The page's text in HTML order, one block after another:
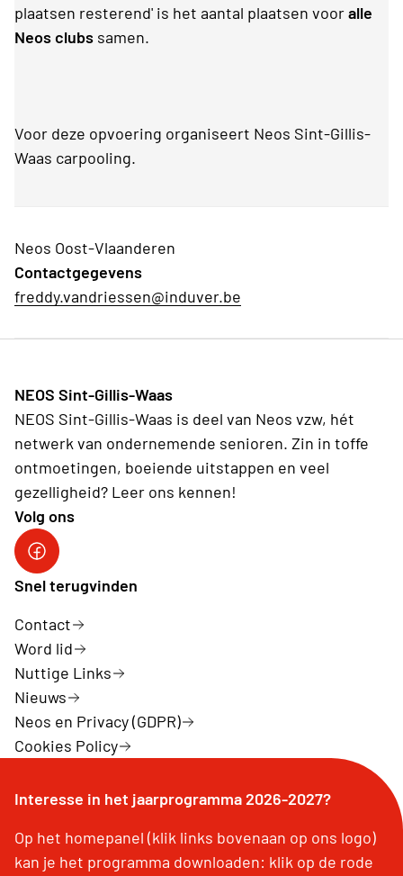
plaatsen resterend' is het aantal plaatsen vooralle
Neos clubs samen.
Voor deze opvoering organiseert Neos Sint-Gillis-
Waas carpooling.
Neos Oost-Vlaanderen
Contactgegevens
freddy.vandriessen@induver.be
NEOS Sint-Gillis-Waas
NEOS Sint-Gillis-Waas is deel van Neos vzw, hét
netwerk van ondernemende senioren. Zin in toffe
ontmoetingen, boeiende uitstappen en veel
gezelligheid? Leer ons kennen!
Volg ons
Facebook van Neos Sint-Gillis-Waas
Snel terugvinden
Contact
Word lid
Nuttige Links
Nieuws
Neos en Privacy (GDPR)
Cookies Policy
Interesse in het jaarprogramma 2026-2027?
Op het homepanel (klik links bovenaan op ons logo)
kan je het programma downloaden: klik op de rode